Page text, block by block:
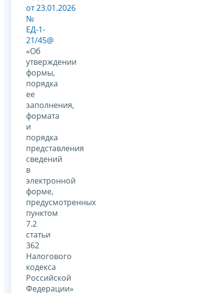
от 23.01.2026
№
ЕД-1-
21/45@
«Об
утверждении
формы,
порядка
ее
заполнения,
формата
и
порядка
представления
сведений
в
электронной
форме,
предусмотренных
пунктом
7.2
статьи
362
Налогового
кодекса
Российской
Федерации»